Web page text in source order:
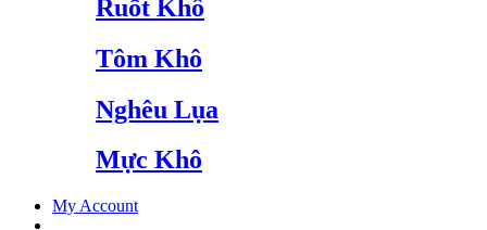
Ruốt Khô
Tôm Khô
Nghêu Lụa
Mực Khô
My Account